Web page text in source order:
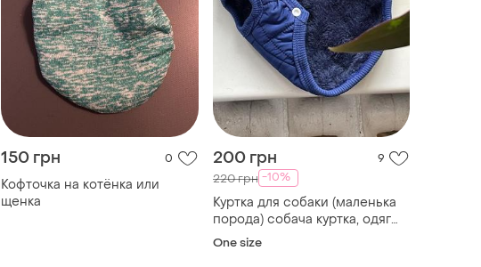
150 грн 0
Кофточка на котёнка или
щенка
200 грн 9
220 грн -10%
Куртка для собаки (маленька
порода) собача куртка, одяг
для собаки, куртка цуценя xs
One size